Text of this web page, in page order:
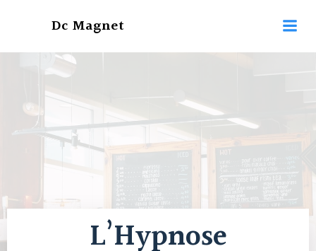
Dc Magnet
L’Hypnose